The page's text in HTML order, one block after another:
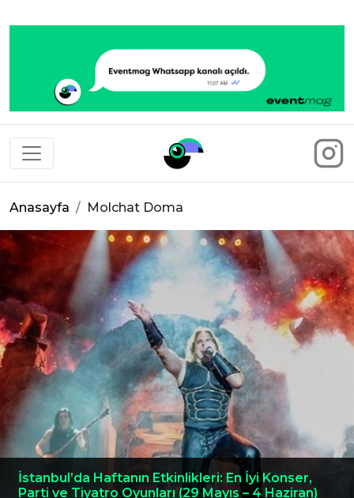
Eventmag
Anasayfa Molchat Doma
İstanbul’da Haftanın Etkinlikleri: En İyi Konser,
Parti ve Tiyatro Oyunları (29 Mayıs – 4 Haziran)